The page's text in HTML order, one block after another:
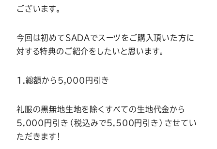
ございます。
今回は初めてSADAでスーツをご購入頂いた方に
対する特典のご紹介をしたいと思います。
1.総額から5,000円引き
礼服の黒無地生地を除くすべての生地代金から
5,000円引き（税込みで5,500円引き）させてい
ただきます！